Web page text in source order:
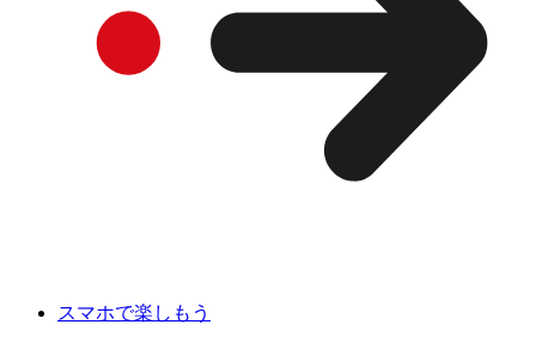
スマホで楽しもう